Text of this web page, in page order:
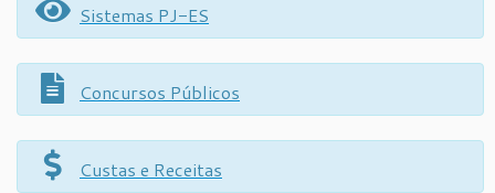
Sistemas PJ-ES
Concursos Públicos
Custas e Receitas